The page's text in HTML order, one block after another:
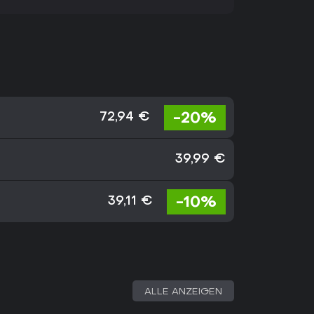
72,94 € -20%
39,99 €
39,11 € -10%
ALLE ANZEIGEN